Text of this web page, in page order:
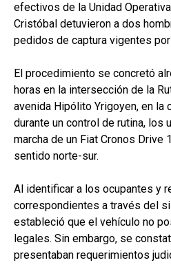
efectivos de la Unidad
Cristóbal detuvieron a dos
pedidos de captura vigentes
El procedimiento se concretó
horas en la intersección de la
avenida Hipólito Yrigoyen, en la
durante un control de rutina, los
marcha de un Fiat Cronos Drive
sentido norte-sur.
Al identificar a los ocupantes y
correspondientes a través del
estableció que el vehículo no
legales. Sin embargo, se
presentaban requerimientos